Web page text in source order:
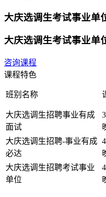
大庆选调生考试事业单
大庆选调生考试事业单
咨询课程
课程特色
班别名称
大庆选调生招聘事业有成
面试
大庆选调生招聘-事业有成
必达
大庆选调生招聘考试事业
单位